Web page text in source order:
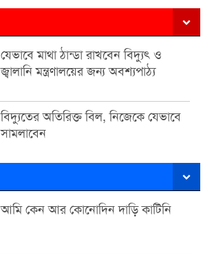
যেভাবে মাথা ঠান্ডা রাখবেন বিদ্যুৎ ও
জ্বালানি মন্ত্রণালয়ের জন্য অবশ্যপাঠ্য
বিদ্যুতের অতিরিক্ত বিল, নিজেকে যেভাবে
সামলাবেন
আমি কেন আর কোনোদিন দাড়ি কাটিনি